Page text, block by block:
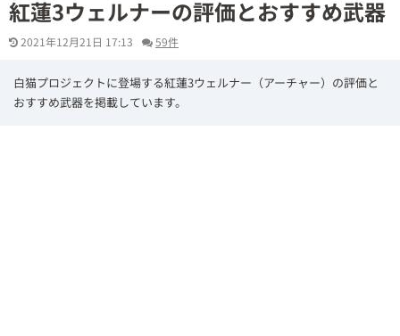
紅蓮3ウェルナーの評価とおすすめ武器
2021年12月21日 17:13 59件
白猫プロジェクトに登場する紅蓮3ウェルナー（アーチャー）の評価と
おすすめ武器を掲載しています。